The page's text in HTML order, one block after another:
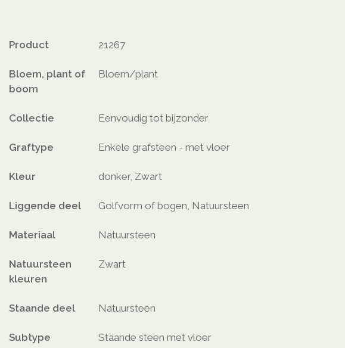
Product 21267
Bloem, plant of
boom
Bloem/plant
Collectie Eenvoudig tot bijzonder
Graftype Enkele grafsteen - met vloer
Kleur donker, Zwart
Liggende deel Golfvorm of bogen, Natuursteen
Materiaal Natuursteen
Natuursteen
kleuren
Zwart
Staande deel Natuursteen
Subtype Staande steen met vloer